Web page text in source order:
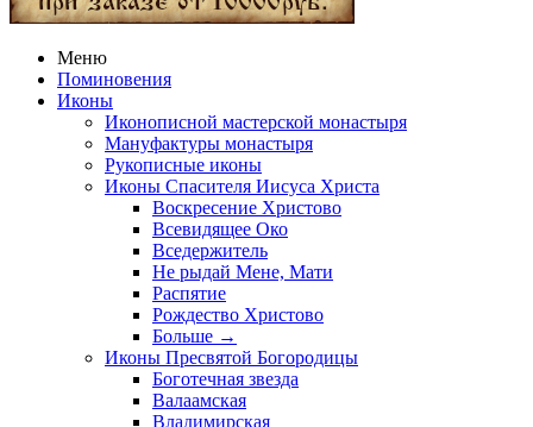
Меню
Поминовения
Иконы
Иконописной мастерской монастыря
Мануфактуры монастыря
Рукописные иконы
Иконы Спасителя Иисуса Христа
Воскресение Христово
Всевидящее Око
Вседержитель
Не рыдай Мене, Мати
Распятие
Рождество Христово
Больше →
Иконы Пресвятой Богородицы
Боготечная звезда
Валаамская
Владимирская